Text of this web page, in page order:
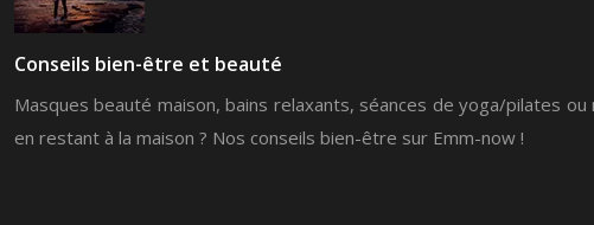
Conseils bien-être et beauté
Masques beauté maison, bains relaxants, séances de yoga/pilates
en restant à la maison ? Nos conseils bien-être sur Emm-now !